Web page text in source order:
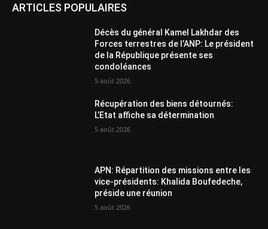
ARTICLES POPULAIRES
Décès du général Kamel Lakhdar des
Forces terrestres de l’ANP: Le président
de la République présente ses
condoléances
5 août 2026
Récupération des biens détournés:
L’Etat affiche sa détermination
5 août 2026
APN: Répartition des missions entre les
vice-présidents: Khalida Boufedeche,
préside une réunion
5 août 2026